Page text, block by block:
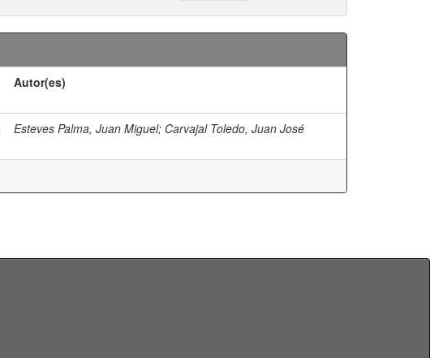
Autor(es)
Esteves Palma, Juan Miguel; Carvajal Toledo, Juan José